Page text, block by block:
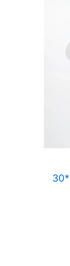
غطاء فتحات أرضية مقاس داخلي 30*30